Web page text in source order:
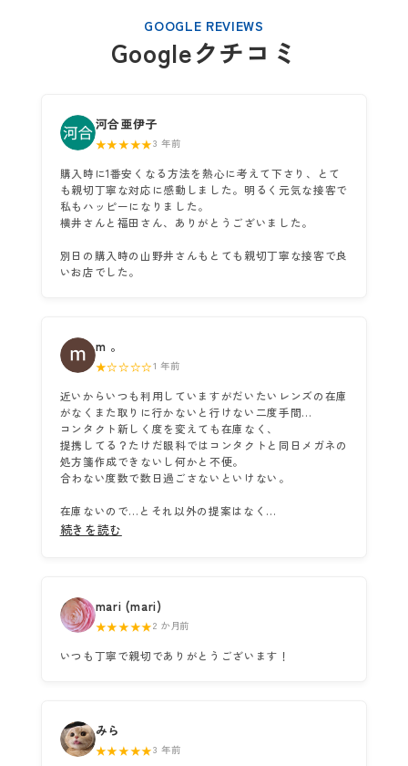
GOOGLE REVIEWS
Googleクチコミ
河合亜伊子
★★★★★3 年前
購入時に1番安くなる方法を熱心に考えて下さり、とて
も親切丁寧な対応に感動しました。明るく元気な接客で
私もハッピーになりました。
横井さんと福田さん、ありがとうございました。
別日の購入時の山野井さんもとても親切丁寧な接客で良
いお店でした。
m 。
★☆☆☆☆1 年前
近いからいつも利用していますがだいたいレンズの在庫
がなくまた取りに行かないと行けない二度手間…
コンタクト新しく度を変えても在庫なく、
提携してる？たけだ眼科ではコンタクトと同日メガネの
処方箋作成できないし何かと不便。
合わない度数で数日過ごさないといけない。
在庫ないので…とそれ以外の提案はなく...
続きを読む
mari (mari)
★★★★★2 か月前
いつも丁寧で親切でありがとうございます！
みら
★★★★★3 年前